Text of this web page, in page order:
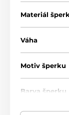
Materiál
Váha
Motiv šperku
Barva šperku